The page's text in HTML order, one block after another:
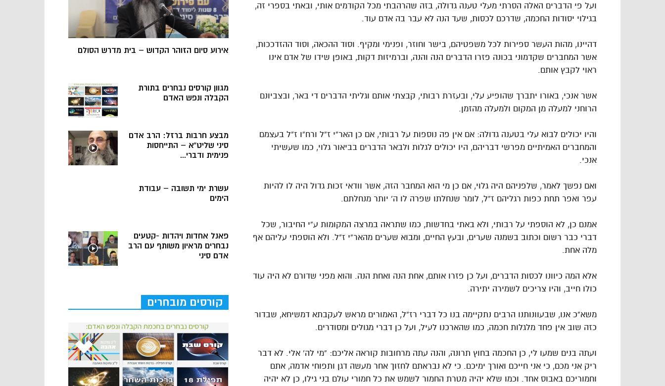
ועל פי הדברים האלה הסרתי מעלי טענה גדולה, בזה שהרהבתי מכל הקודמים אותי, ובאתי בספרי זה,
בגילוי יסודות החכמה, שדרכם לכסות, שעד הנה לא עבר בה אדם עוד.
דהיינו, מהות העשר ספירות לכל משפטיהם, בישר וחוזר, ופנימי ומקיף. וסוד ההכאה, וסוד ההזדככות,
אשר המחברים שקדמוני בכונה פזרו הדברים הנה והנה, וברמיזות דקות, באופן שידו של אדם אינו
ראוי לקבץ אותם.
אשר אנכי, באורו יתברך שהופיע עלי, ובעזרת רבותי, קבצתי אותם וגליתי הדברים די באר, ובצביונם
הרוחני למעלה מן המקום ולמעלה מהזמן.
והיו יכולים לבוא עלי בטענה גדולה: אם אין פה נוספות על רבותי, אם כן האר”י ז”ל ורח”ו ז”ל בעצמם
והמחברים האמיתיים מפרשי דבריהם, היו יכולים לגלות ולבאר הדברים בביאור גלוי, כמו שעשיתי
אנכי.
ואם נפשך לאמר, שלפניהם היה גלוי, אם כן מי הוא המחבר הזה, אשר וודאי זכות גדול היה לו להיות
עפר ואפר תחת כפות רגליהם ז”ל, לומר שנחלתו שפרה לו ה` יותר מנחלתם.
אמנם כן, לא הוספתי על רבותי, ולא באתי בחדשות, כמו שתראה במרצה המקומות ע”י החיבור, שכל
דברי כבר רשום וכתוב בשמנה שערים, ובעץ החיים, ומבוא שערים מהאר”י ז”ל. ולא הוספתי עליהם אף
מלה אחת.
אלא המה כיוונו לכסות הדברים, ועל כן פזרו אותם, אחת הנה ואחת הנה. והוא מפני שדורם לא היה עוד
כולו חייב, והיו צריכים לשמירה יתירה.
משא”כ אנו, שבעוונותנו הרבים נתקיימה בנו כל דברי רז”ל, האמורים מראש לעקבתא דמשיחא, שבדור
כזה שוב אין פחד מלגלות חכמה, כמו שהארכנו לעיל, ועל כן דברי מגולים ומסודרים.
ועתה בנים שמעו לי, כן החכמה בחוץ תרונה, והנה עתה מרחובות קוראה אליכם: “מי לה` אלי. לא דבר
ריק אני מכם, כי אני חייכם ואורך ימיכם. כי לא נבראתם לחזוך אחר מעשה דגן ותפוחי אדמה, אתם
וחמוריכם באבוס אחד. וכמו שלא יהיה מטרת החמור לשמש את כל חמורי עולם בני גילו, כן לא יהיה
אירוע סיום הזוהר הקדוש – בית מדרש הסולם
מגוון קורסים נבחרים בתורת
הקבלה ונפש האדם
מבצע חרבות ברזל: הרב אדם
סיני שליט”א – התייחסות
פנימית ודברי...
עשרת ימי תשובה – עבודת
הימים
פאנל אחדות ויהדות -קטעים
נבחרים מראיון משותף עם הרב
אדם סיני
קורסים מובחרים